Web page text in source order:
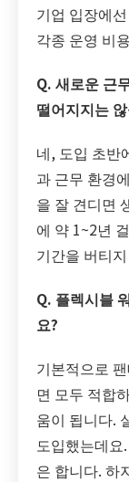
기업 입장에
각종 운영 비
Q. 새로운 근
떨어지지는
네, 도입 초반
과 근무 환경
을 잘 견디면
에 약 1~2년
기간을 버티
Q. 플렉시블
요?
기본적으로
면 모두 적합
움이 됩니다.
도입했는데요
은 합니다. 하